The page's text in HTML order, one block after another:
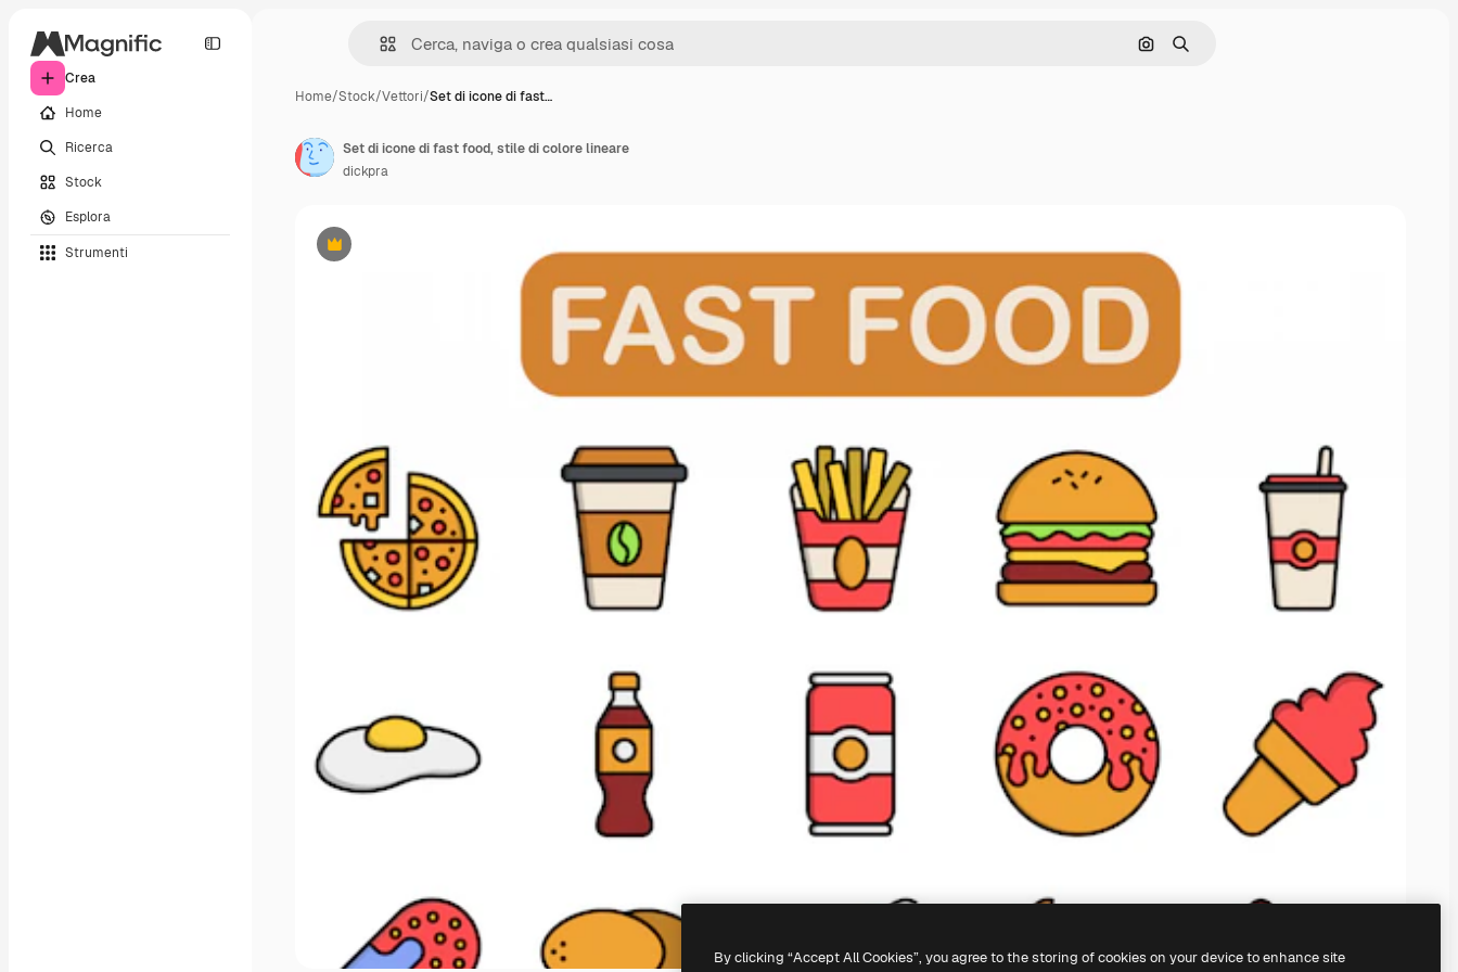
Crea
Home
Ricerca
Stock
Esplora
Strumenti
Cerca per immagine
Ricerca
Home/Stock/Vettori/Set di icone di fast…
Premium
Set di icone di fast food, stile di colore lineare
dickpra
By clicking “Accept All Cookies”, you agree to the storing of cookies on your device to enhance site